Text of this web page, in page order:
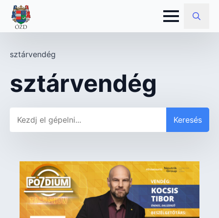
Search
sztárvendég
sztárvendég
Keresés